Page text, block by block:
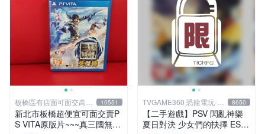
板橋區有店面可面交高價
回收電玩
10551
新北市板橋超便宜可面交賣P
S VITA原版片~~~真三國無雙
TVGAME360 恐龍電玩-台
中店
8650
【二手遊戲】PSV 閃亂神樂
夏日對決 少女們的抉擇 ESTI